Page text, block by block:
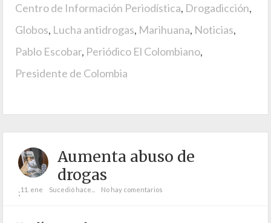
Centro de Información Periodística, Drogadicción,
Globos, Lucha antidrogas, Marihuana, Noticias,
Pablo Escobar, Periódico El Colombiano,
Presidente de Colombia
Aumenta abuso de
drogas
;11. ene Sucedió hace... No hay comentarios